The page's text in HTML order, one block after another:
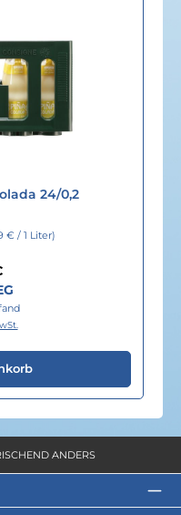
24/0,2
€ / 1 Liter)
Preis:
ANDERS